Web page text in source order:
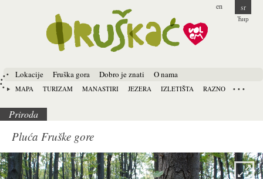
Lokacije
MAPA TURIZAM MANASTIRI JEZERA IZLETIŠTA RAZNO
Fruška gora Dobro je znati O nama
en sr
Ћир
Priroda
Pluća Fruške gore